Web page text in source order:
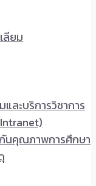
ลียม
ละบริการวิชาการ
กันคุณภาพการศึกษา